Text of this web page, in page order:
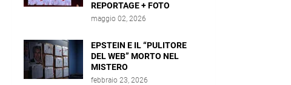
REPORTAGE + FOTO
maggio 02, 2026
EPSTEIN E IL “PULITORE
DEL WEB” MORTO NEL
MISTERO
febbraio 23, 2026